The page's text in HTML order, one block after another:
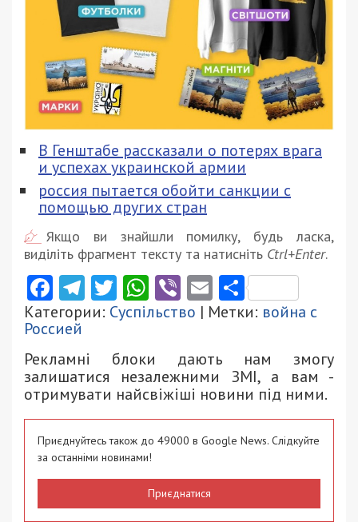
В Генштабе рассказали о потерях врага
и успехах украинской армии
россия пытается обойти санкции с
помощью других стран
Якщо ви знайшли помилку, будь ласка,
виділіть фрагмент тексту та натисніть Ctrl+Enter.
Facebook
Telegram
Twitter
WhatsApp
ViberEmail
Категории: Суспільство | Метки: война с
Россией
Рекламні блоки дають нам змогу
залишатися незалежними ЗМІ, а вам -
отримувати найсвіжіші новини під ними.
Приєднуйтесь також до 49000 в Google News. Слідкуйте
за останніми новинами!
Приєднатися